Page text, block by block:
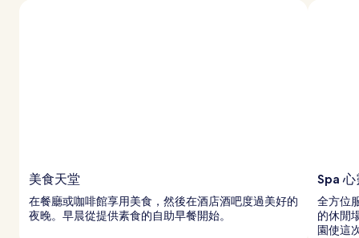
美食天堂
在餐廳或咖啡館享用美食，然後在酒店酒吧度過美好的
夜晚。早晨從提供素食的自助早餐開始。
Spa
全方位
的休閒
園使這